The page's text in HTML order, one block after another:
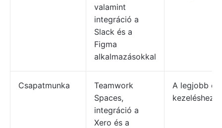
valamint
integráció a
Slack és a
Figma
alkalmazásokkal
Csapatmunka
Teamwork
Spaces,
integráció a
Xero és a
A legjobb
kezeléshez